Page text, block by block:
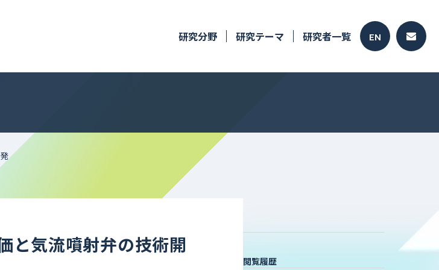
研究分野 研究テーマ 研究者一覧 EN
と気流噴射弁の技術開
閲覧履歴